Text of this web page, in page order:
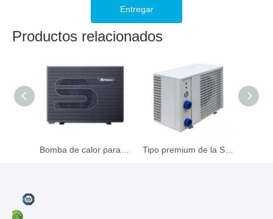
Entregar
Productos relacionados